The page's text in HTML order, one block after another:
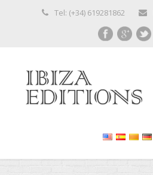
Tel: (+34) 619281862